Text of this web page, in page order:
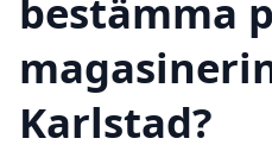
bestämma
Karlstad?